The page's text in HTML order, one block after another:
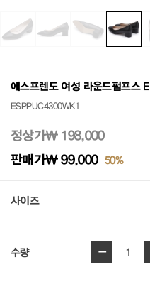
에스프렌도 여성 라운드펌프스
ESPPUC4300WK1
정상가₩ 198,000
판매가₩ 99,000 50%
사이즈
수량 - 1